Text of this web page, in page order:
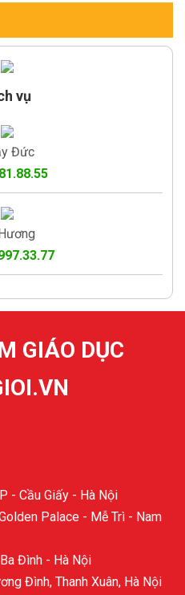
vụ
Đức
GIÁO DỤC
- Cầu Giấy - Hà Nội
Palace - Mễ Trì - Nam
Đình - Hà Nội
Đình, Thanh Xuân, Hà Nội